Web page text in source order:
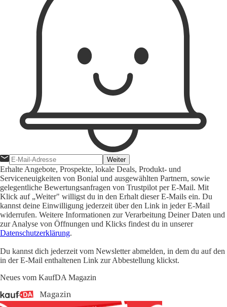
Weiter
Erhalte Angebote, Prospekte, lokale Deals, Produkt- und
Serviceneuigkeiten von Bonial und ausgewählten Partnern, sowie
gelegentliche Bewertungsanfragen von Trustpilot per E-Mail. Mit
Klick auf „Weiter" willigst du in den Erhalt dieser E-Mails ein. Du
kannst deine Einwilligung jederzeit über den Link in jeder E-Mail
widerrufen. Weitere Informationen zur Verarbeitung Deiner Daten und
zur Analyse von Öffnungen und Klicks findest du in unserer
Datenschutzerklärung.
Du kannst dich jederzeit vom Newsletter abmelden, in dem du auf den
in der E-Mail enthaltenen Link zur Abbestellung klickst.
Neues vom KaufDA Magazin